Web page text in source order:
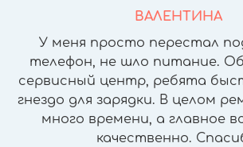
ВАЛЕНТИНА
У меня просто перестал
телефон, не шло питание.
сервисный центр, ребята
гнездо для зарядки. В целом
много времени, а главное
качественно.